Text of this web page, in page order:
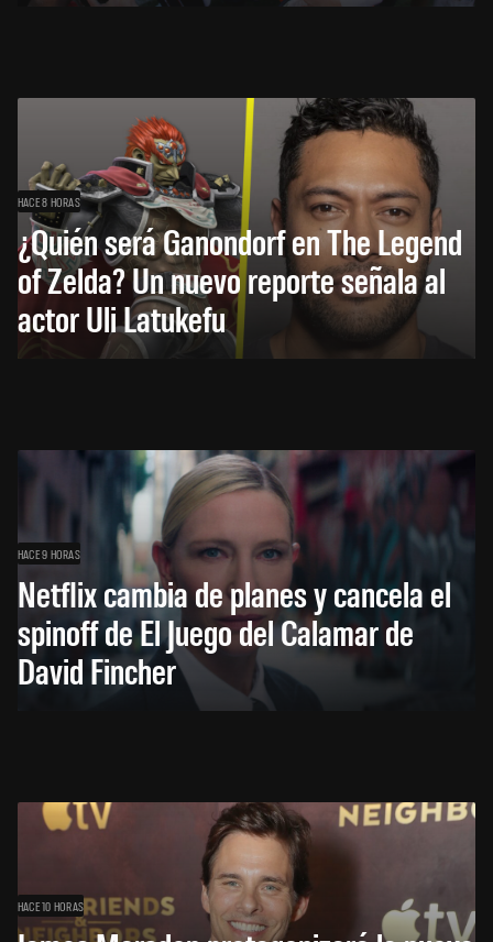
HACE 8 HORAS
¿Quién será Ganondorf en The Legend
of Zelda? Un nuevo reporte señala al
actor Uli Latukefu
HACE 9 HORAS
Netflix cambia de planes y cancela el
spinoff de El Juego del Calamar de
David Fincher
HACE 10 HORAS